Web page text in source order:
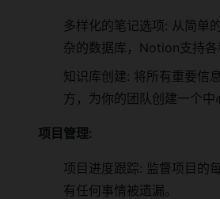
多样化的笔记选项: 从简单
杂的数据库，Notion支持各
知识库创建: 将所有重要信
方，为你的团队创建一个中
项目管理:
项目进度跟踪: 监督项目的
有任何事情被遗漏。